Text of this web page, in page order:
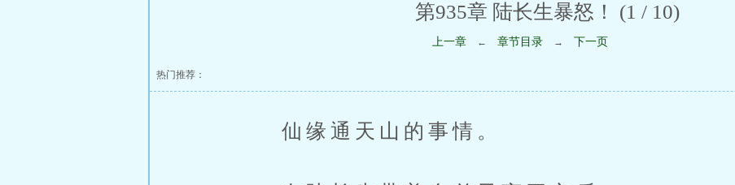
第935章 陆长生暴怒！ (1 / 10)
上一章 ← 章节目录 → 下一页
热门推荐：
仙缘通天山的事情。